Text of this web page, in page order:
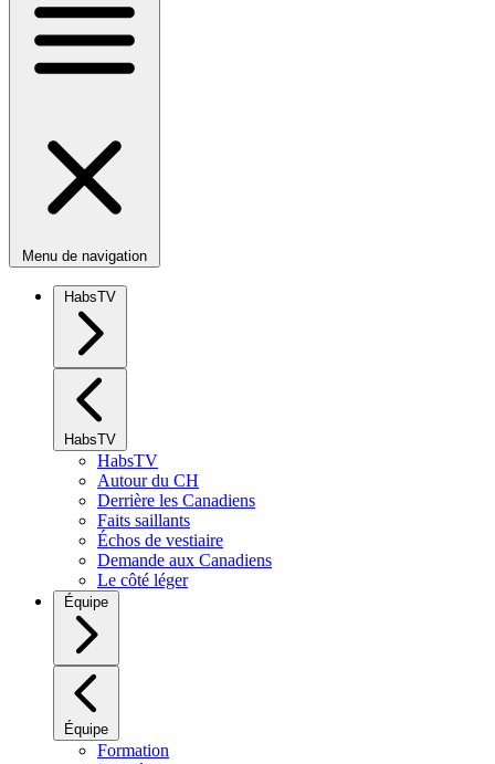
Menu de navigation
HabsTV
HabsTV
HabsTV
Autour du CH
Derrière les Canadiens
Faits saillants
Échos de vestiaire
Demande aux Canadiens
Le côté léger
Équipe
Équipe
Formation